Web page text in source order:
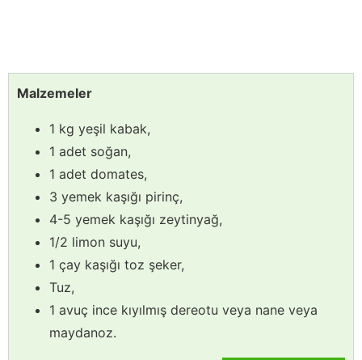
Malzemeler
1 kg yeşil kabak,
1 adet soğan,
1 adet domates,
3 yemek kaşığı pirinç,
4-5 yemek kaşığı zeytinyağ,
1/2 limon suyu,
1 çay kaşığı toz şeker,
Tuz,
1 avuç ince kıyılmış dereotu veya nane veya
maydanoz.